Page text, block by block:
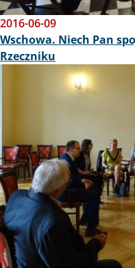
2016-06-09
Wschowa. Niech Pan
Rzeczniku